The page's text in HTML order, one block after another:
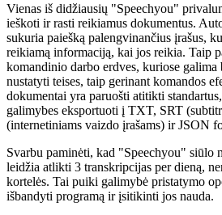
Vienas iš didžiausių "Speechyou"
ieškoti ir rasti reikiamus dokumentus.
sukuria paiešką palengvinančius įrašus,
reikiamą informaciją, kai jos reikia. Taip
komandinio darbo erdves, kuriose
nustatyti teises, taip gerinant komandos
dokumentai yra paruošti atitikti
galimybes eksportuoti į TXT, SRT
(internetiniams vaizdo įrašams) ir JSON
Svarbu paminėti, kad "Speechyou" siūlo
leidžia atlikti 3 transkripcijas per dieną,
kortelės. Tai puiki galimybė pristatymo
išbandyti programą ir įsitikinti jos nauda.